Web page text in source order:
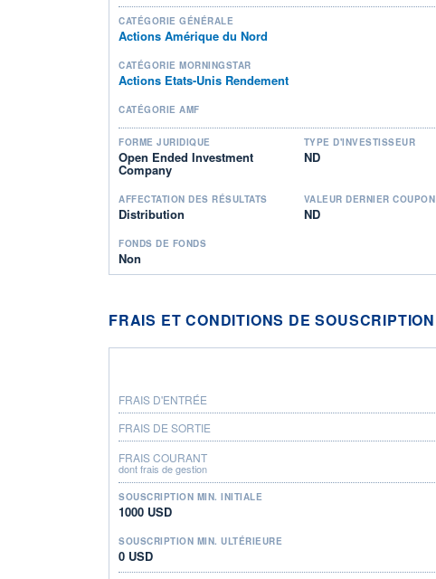
CATÉGORIE GÉNÉRALE
Actions Amérique du Nord
CATÉGORIE MORNINGSTAR
Actions Etats-Unis Rendement
CATÉGORIE AMF
FORME JURIDIQUE
Open Ended Investment
Company
TYPE D'INVESTISSEUR
ND
AFFECTATION DES RÉSULTATS
Distribution
VALEUR DERNIER COUPON
ND
FONDS DE FONDS
Non
FRAIS ET CONDITIONS DE SOUSCRIPTION
FRAIS D'ENTRÉE
FRAIS DE SORTIE
FRAIS COURANT
dont frais de gestion
SOUSCRIPTION MIN. INITIALE
1000 USD
SOUSCRIPTION MIN. ULTÉRIEURE
0 USD